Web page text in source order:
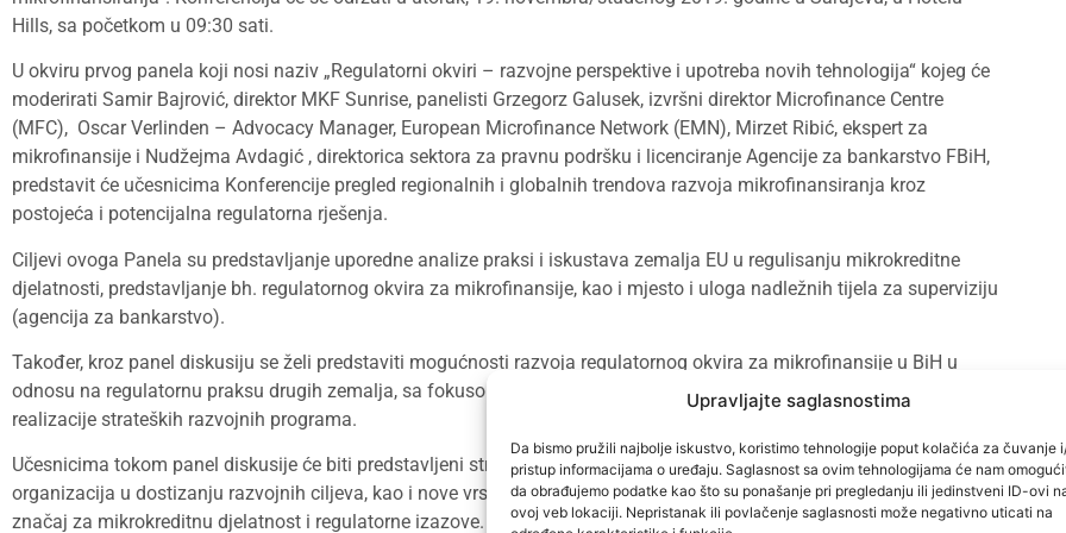
Upravljajte saglasnostima
Da bismo pružili najbolje iskustvo, koristimo tehnologije poput kolačića za čuvanje
pristup informacijama o uređaju. Saglasnost sa ovim tehnologijama će nam
da obrađujemo podatke kao što su ponašanje pri pregledanju ili jedinstveni ID-ovi
ovoj veb lokaciji. Nepristanak ili povlačenje saglasnosti može negativno uticati na
Hills, sa početkom u 09:30 sati.
U okviru prvog panela koji nosi naziv „Regulatorni okviri – razvojne perspektive i upotreba novih tehnologija“ kojeg će
moderirati Samir Bajrović, direktor MKF Sunrise, panelisti Grzegorz Galusek, izvršni direktor Microfinance Centre
(MFC), Oscar Verlinden – Advocacy Manager, European Microfinance Network (EMN), Mirzet Ribić, ekspert za
mikrofinansije i Nudžejma Avdagić , direktorica sektora za pravnu podršku i licenciranje Agencije za bankarstvo FBiH,
predstavit će učesnicima Konferencije pregled regionalnih i globalnih trendova razvoja mikrofinansiranja kroz
postojeća i potencijalna regulatorna rješenja.
Ciljevi ovoga Panela su predstavljanje uporedne analize praksi i iskustava zemalja EU u regulisanju mikrokreditne
djelatnosti, predstavljanje bh. regulatornog okvira za mikrofinansije, kao i mjesto i uloga nadležnih tijela za superviziju
(agencija za bankarstvo).
Također, kroz panel diskusiju se želi predstaviti mogućnosti razvoja regulatornog okvira za mikrofinansije u BiH u
odnosu na regulatornu praksu drugih zemalja, sa fokusom na upotrebu novih tehnologija, novih djelatnosti i
realizacije strateških razvojnih programa.
Učesnicima tokom panel diskusije će biti predstavljeni strateški programi EU i mjesto i značaj mikrokreditnih
organizacija u dostizanju razvojnih ciljeva, kao i nove vrste finansiranja kroz crowdfunding, fintech i sl. te njihov
značaj za mikrokreditnu djelatnost i regulatorne izazove.